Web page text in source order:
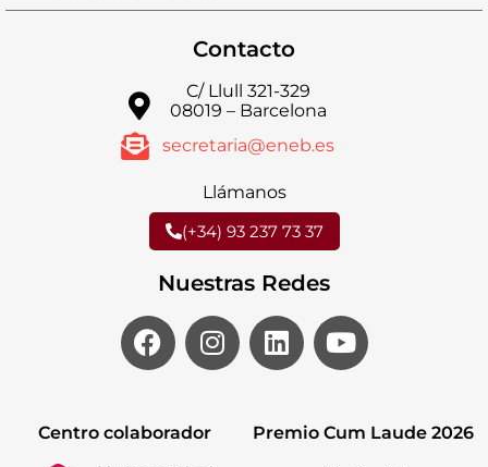
Contacto
C/ Llull 321-329
08019 – Barcelona
secretaria@eneb.es
Llámanos
(+34) 93 237 73 37
Nuestras Redes
Centro colaborador Premio Cum Laude 2026